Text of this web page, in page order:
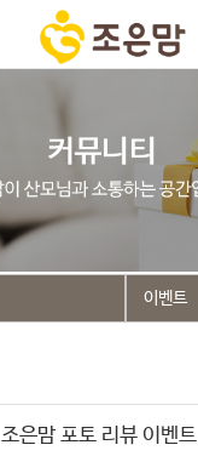
이벤트
조은맘 포토 리뷰 이벤트